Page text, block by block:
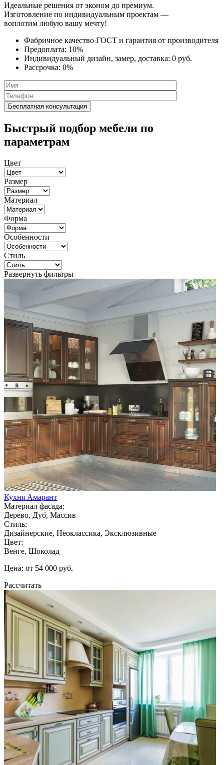
Идеальные решения от эконом до премиум.
Изготовление по индивидуальным проектам —
воплотим любую вашу мечту!
Фабричное качество ГОСТ и гарантия от производителя
Предоплата: 10%
Индивидуальный дизайн, замер, доставка: 0 руб.
Рассрочка: 0%
Быстрый подбор мебели по
параметрам
Цвет
Размер
Материал
Форма
Особенности
Стиль
Развернуть фильтры
Кухня Амарант
Материал фасада:
Дерево, Дуб, Массив
Стиль:
Дизайнерские, Неоклассика, Эксклюзивные
Цвет:
Венге, Шоколад
Цена: от 54 000 руб.
Рассчитать